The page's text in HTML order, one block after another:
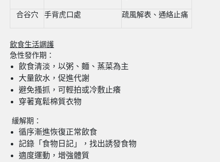
合谷穴 手背虎口處 疏風解表、通絡止痛
飲食生活調護
急性發作期：
飲食清淡，以粥、麵、蒸菜為主
大量飲水，促進代謝
避免搔抓，可輕拍或冷敷止癢
穿著寬鬆棉質衣物
緩解期：
循序漸進恢復正常飲食
記錄「食物日記」，找出誘發食物
適度運動，增強體質